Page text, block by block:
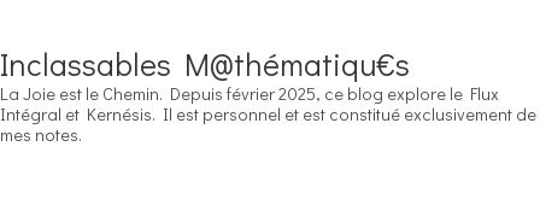
Inclassables M@thématiqu€s
La Joie est le Chemin. Depuis février 2025, ce blog explore le Flux
Intégral et Kernésis. Il est personnel et est constitué exclusivement de
mes notes.